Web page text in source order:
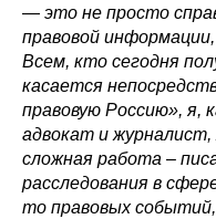
— это не просто
правовой
Всем, кто сегодня
касается
правовую Россию», я,
адвокат и журналист,
сложная работа –
расследования в
то правовых